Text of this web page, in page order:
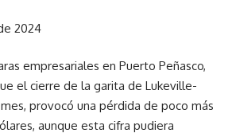
2024
empresariales en Puerto Peñasco,
el cierre de la garita de Lukeville-
provocó una pérdida de poco más
aunque esta cifra pudiera